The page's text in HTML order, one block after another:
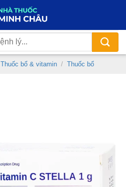
Thuốc bổ & vitamin / Thuốc bổ